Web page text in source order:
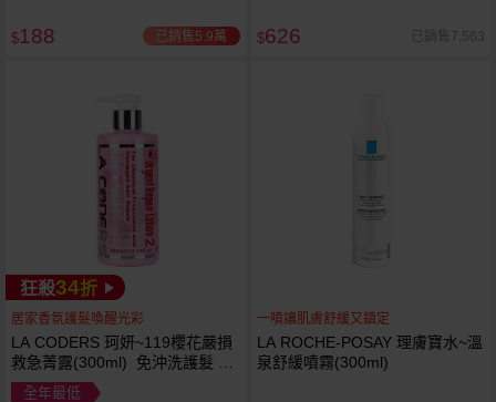
$188 已銷售5.9萬 $626 已銷售7,563
狂殺34折
居家香氛護髮喚醒光彩
LA CODERS 珂妍~119櫻花嚴損
救急菁露(300ml) 免沖洗護髮 蕾
舒法克
全年最低
一噴讓肌膚舒緩又鎮定
LA ROCHE-POSAY 理膚寶水~溫
泉舒緩噴霧(300ml)